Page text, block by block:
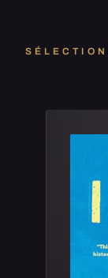
SÉLECTION